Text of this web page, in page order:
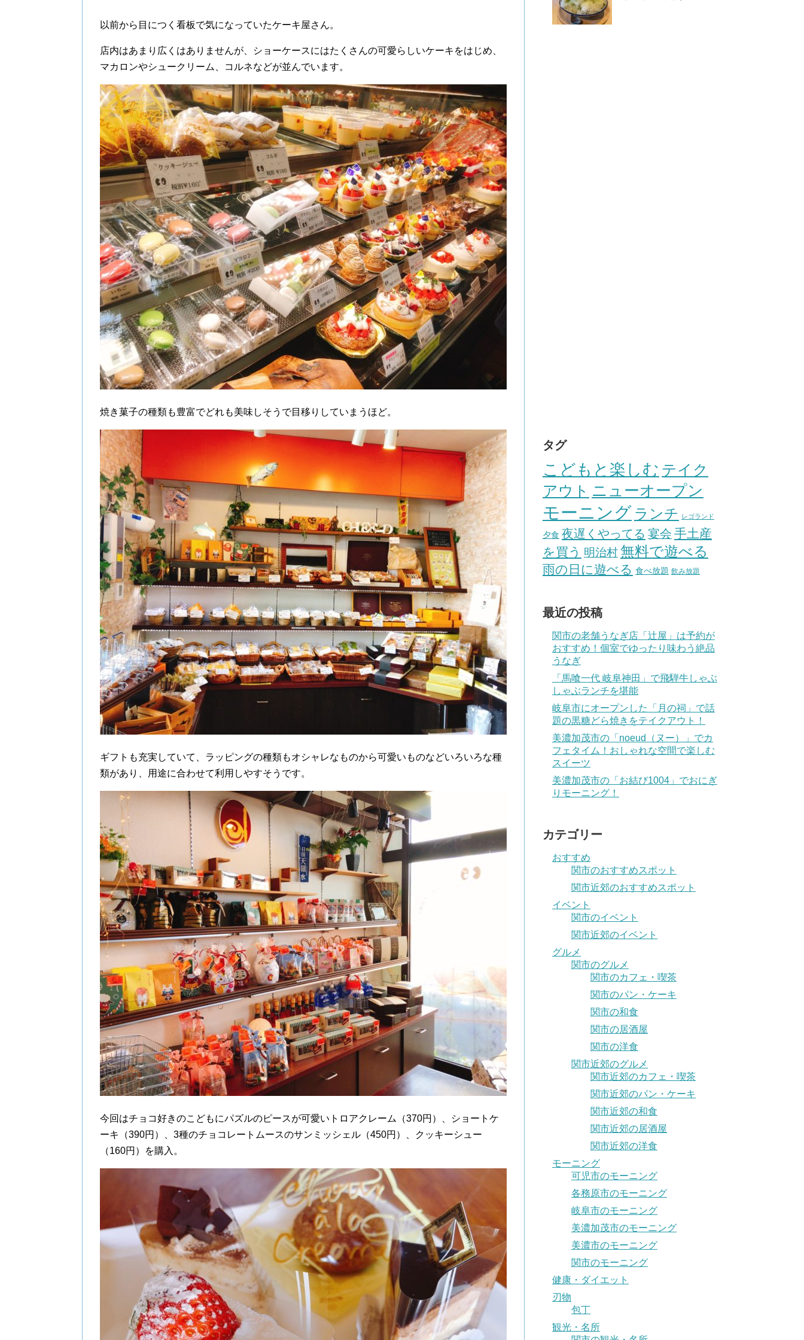
以前から目につく看板で気になっていたケーキ屋さん。
店内はあまり広くはありませんが、ショーケースにはたくさんの可愛らしいケーキをはじめ、
マカロンやシュークリーム、コルネなどが並んでいます。
焼き菓子の種類も豊富でどれも美味しそうで目移りしていまうほど。
ギフトも充実していて、ラッピングの種類もオシャレなものから可愛いものなどいろいろな種
類があり、用途に合わせて利用しやすそうです。
今回はチョコ好きのこどもにパズルのピースが可愛いトロアクレーム（370円）、ショートケ
ーキ（390円）、3種のチョコレートムースのサンミッシェル（450円）、クッキーシュー
（160円）を購入。
タグ
こどもと楽しむ テイク
アウト ニューオープン
モーニング ランチ レゴランド
夕食 夜遅くやってる 宴会 手土産
を買う 明治村無料で遊べる
雨の日に遊べる 食べ放題 飲み放題
最近の投稿
関市の老舗うなぎ店「辻屋」は予約が
おすすめ！個室でゆったり味わう絶品
うなぎ
「馬喰一代 岐阜神田」で飛騨牛しゃぶ
しゃぶランチを堪能
岐阜市にオープンした「月の祠」で話
題の黒糖どら焼きをテイクアウト！
美濃加茂市の「noeud（ヌー）」でカ
フェタイム！おしゃれな空間で楽しむ
スイーツ
美濃加茂市の「お結び1004」でおにぎ
りモーニング！
カテゴリー
おすすめ
関市のおすすめスポット
関市近郊のおすすめスポット
イベント
関市のイベント
関市近郊のイベント
グルメ
関市のグルメ
関市のカフェ・喫茶
関市のパン・ケーキ
関市の和食
関市の居酒屋
関市の洋食
関市近郊のグルメ
関市近郊のカフェ・喫茶
関市近郊のパン・ケーキ
関市近郊の和食
関市近郊の居酒屋
関市近郊の洋食
モーニング
可児市のモーニング
各務原市のモーニング
岐阜市のモーニング
美濃加茂市のモーニング
美濃市のモーニング
関市のモーニング
健康・ダイエット
刃物
包丁
観光・名所